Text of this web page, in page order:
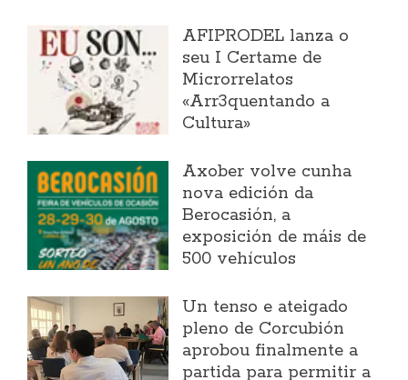
AFIPRODEL lanza o
seu I Certame de
Microrrelatos
«Arr3quentando a
Cultura»
Axober volve cunha
nova edición da
Berocasión, a
exposición de máis de
500 vehículos
Un tenso e ateigado
pleno de Corcubión
aprobou finalmente a
partida para permitir a